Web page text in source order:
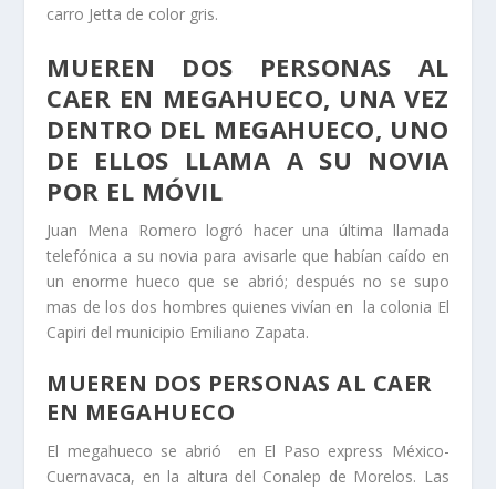
carro Jetta de color gris.
MUEREN DOS PERSONAS AL
CAER EN MEGAHUECO, UNA VEZ
DENTRO DEL MEGAHUECO, UNO
DE ELLOS LLAMA A SU NOVIA
POR EL MÓVIL
Juan Mena Romero logró hacer una última llamada
telefónica a su novia para avisarle que habían caído en
un enorme hueco que se abrió; después no se supo
mas de los dos hombres quienes vivían en la colonia El
Capiri del municipio Emiliano Zapata.
MUEREN DOS PERSONAS AL CAER
EN MEGAHUECO
El megahueco se abrió en El Paso express México-
Cuernavaca, en la altura del Conalep de Morelos. Las